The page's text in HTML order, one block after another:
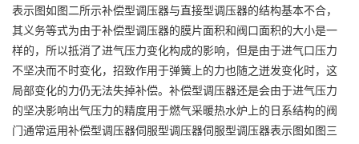
表示图如图二所示补偿型调压器与直接型调压器的结构基本不合，
其义务等式为由于补偿型调压器的膜片面积和阀口面积的大小是一
样的，所以抵消了进气压力变化构成的影响，但是由于进气口压力
不坚决而不时变化，招致作用于弹簧上的力也随之迸发变化时，这
局部变化的力仍无法失掉补偿。补偿型调压器还是会由于进气压力
的坚决影响出气压力的精度用于燃气采暖热水炉上的日系结构的阀
门通常运用补偿型调压器伺服型调压器伺服型调压器表示图如图三